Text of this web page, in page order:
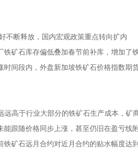
不断释放，国内宏观政策重点转向扩内
矿石库存偏低叠加春节前补库，增加了
间段内，外盘新加坡铁矿石价格指数期
远高于行业大部分的铁矿石生产成本，矿
跟随价格同步上涨，甚至仍旧在盈亏线
矿石远月合约对近月合约的贴水幅度达到